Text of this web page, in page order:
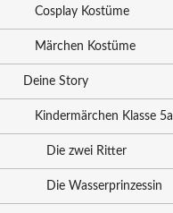
Cosplay Kostüme
Märchen Kostüme
Deine Story
Kindermärchen Klasse 5a
Die zwei Ritter
Die Wasserprinzessin